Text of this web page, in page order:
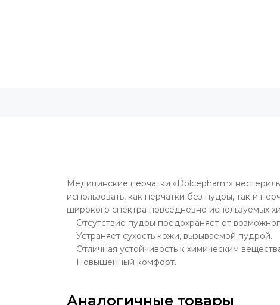
Медицинские перчатки «Dolcepharm»
использовать, как перчатки без пудры, так и
широкого спектра повседневно используемых
Отсутствие пудры предохраняет от
Устраняет сухость кожи, вызываемой пудрой.
Отличная устойчивость к химическим
Повышенный комфорт.
Аналогичные товары